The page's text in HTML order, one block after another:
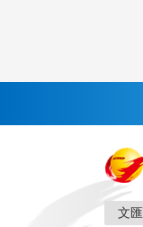
灣區生活
文